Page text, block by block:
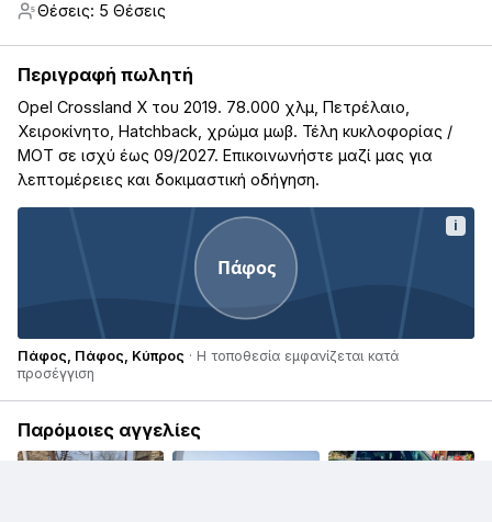
5 Θέσεις: 5 Θέσεις
Περιγραφή πωλητή
Opel Crossland X του 2019. 78.000 χλμ, Πετρέλαιο,
Χειροκίνητο, Hatchback, χρώμα μωβ. Τέλη κυκλοφορίας /
ΜΟΤ σε ισχύ έως 09/2027. Επικοινωνήστε μαζί μας για
λεπτομέρειες και δοκιμαστική οδήγηση.
Πάφος
i
Πάφος, Πάφος, Κύπρος · Η τοποθεσία εμφανίζεται κατά
προσέγγιση
Παρόμοιες αγγελίες